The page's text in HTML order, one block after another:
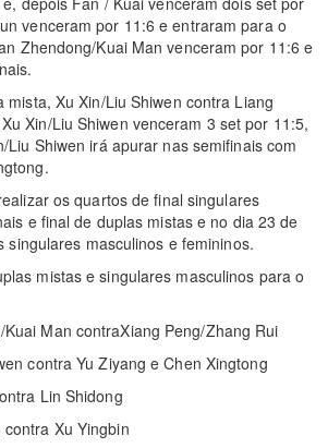
venceram por 11:6 e entraram para o
Zhendong/Kuai Man venceram por 11:6 e
mista, Xu Xin/Liu Shiwen contra Liang
Xin/Liu Shiwen venceram 3 set por 11:5,
Liu Shiwen irá apurar nas semifinais com
os quartos de final singulares
e final de duplas mistas e no dia 23 de
singulares masculinos e femininos.
mistas e singulares masculinos para o
Man contraXiang Peng/Zhang Rui
contra Yu Ziyang e Chen Xingtong
Lin Shidong
Xu Yingbin